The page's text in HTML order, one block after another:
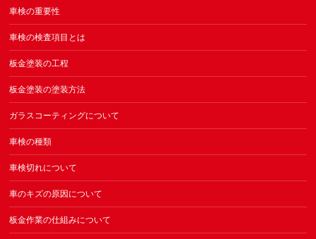
車検の重要性
車検の検査項目とは
板金塗装の工程
板金塗装の塗装方法
ガラスコーティングについて
車検の種類
車検切れについて
車のキズの原因について
板金作業の仕組みについて